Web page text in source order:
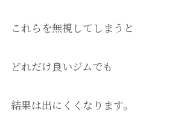
これらを無視してしまうと
どれだけ良いジムでも
結果は出にくくなります。